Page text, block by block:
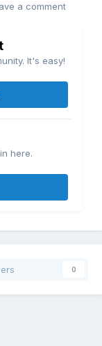
a comment
It's easy!
here.
0